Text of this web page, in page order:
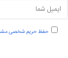
حفظ حریم شخصی